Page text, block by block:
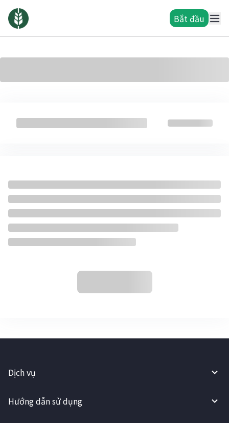
Bắt đầu
Dịch vụ
Hướng dẫn sử dụng